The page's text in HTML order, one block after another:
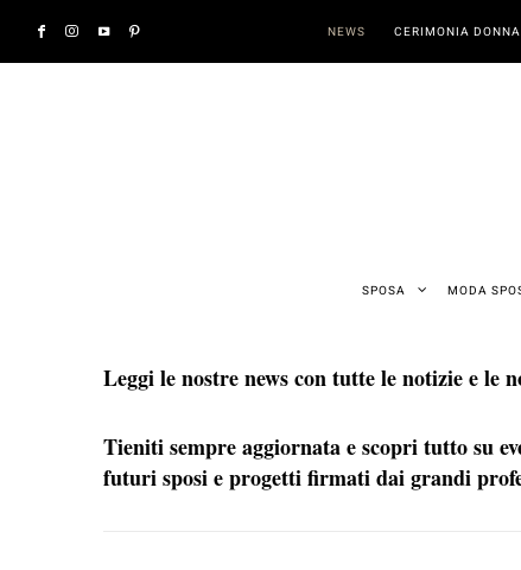
NEWS CERIMONIA DONNA
SPOSA MODA
Leggi le nostre news con tutte le notizie e
Tieniti sempre aggiornata e scopri tutto su
futuri sposi e progetti firmati dai grandi